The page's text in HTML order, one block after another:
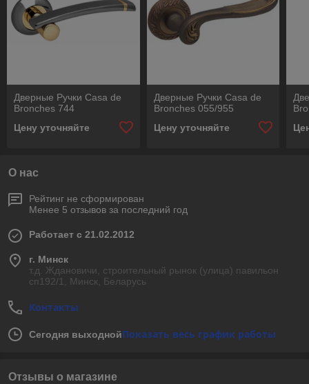
Дверные Ручки Casa de
Bronches 744
Цену уточняйте
Дверные Ручки Casa de
Bronches 055/955
Цену уточняйте
О нас
Рейтинг не сформирован
Менее 5 отзывов за последний год
Работает с 21.02.2012
г. Минск
т.д. Ждановичи, строительный рынок (улица) павильон
сп192/1, Минск, Беларусь
Контакты
Сегодня выходнойПоказать весь график работы
Отзывы о магазине